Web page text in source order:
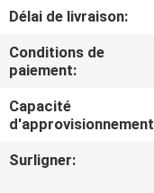
CONTRÔLE
DE
LA
QUALITÉ
Délai de livraison:
Conditions de
paiement:
Capacité
Surligner: